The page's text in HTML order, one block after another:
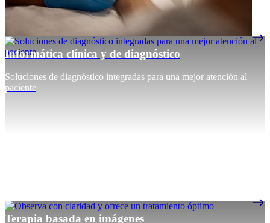
Informática clínica y de diagnóstico
Soluciones de diagnóstico integradas para una mejor atención al
paciente
Terapia basada en imágenes